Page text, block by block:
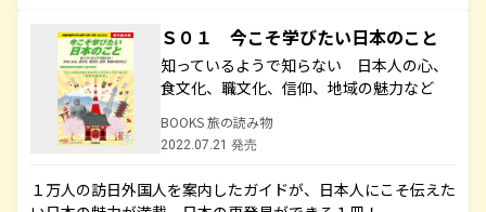
Ｓ０１ 今こそ学びたい日本のこと
知っているようで知らない 日本人の心、
食文化、職文化、信仰、地域の魅力など
BOOKS 旅の読み物
2022.07.21 発売
１万人の訪日外国人を案内したガイドが、日本人にこそ伝えた